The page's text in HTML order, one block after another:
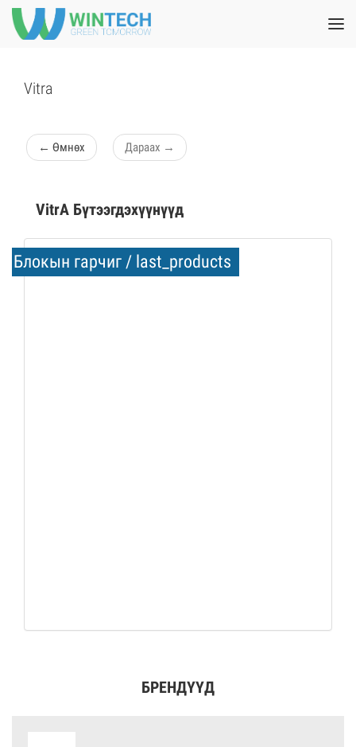
Vitra
← Өмнөх Дараах →
VitrA Бүтээгдэхүүнүүд
Блокын гарчиг / last_products
БРЕНДҮҮД